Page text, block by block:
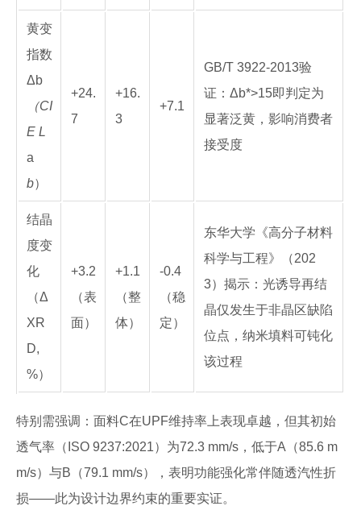
黄变
指数
Δb
（CI
E L
a
b）
+24.
7
+16.
3
+7.1
GB/T 3922-2013验
证：Δb*>15即判定为
显著泛黄，影响消费者
接受度
结晶
度变
化
（Δ
XR
D,
%）
+3.2
（表
面）
+1.1
（整
体）
-0.4
（稳
定）
东华大学《高分子材料
科学与工程》（202
3）揭示：光诱导再结
晶仅发生于非晶区缺陷
位点，纳米填料可钝化
该过程
特别需强调：面料C在UPF维持率上表现卓越，但其初始
透气率（ISO 9237:2021）为72.3 mm/s，低于A（85.6 m
m/s）与B（79.1 mm/s），表明功能强化常伴随透汽性折
损——此为设计边界约束的重要实证。